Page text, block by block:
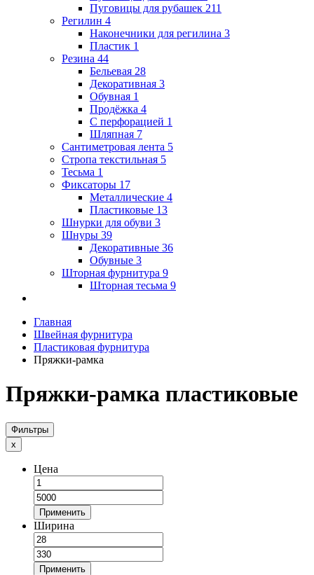
Пуговицы для рубашек 211
Регилин 4
Наконечники для регилина 3
Пластик 1
Резина 44
Бельевая 28
Декоративная 3
Обувная 1
Продёжка 4
С перфорацией 1
Шляпная 7
Сантиметровая лента 5
Стропа текстильная 5
Тесьма 1
Фиксаторы 17
Металлические 4
Пластиковые 13
Шнурки для обуви 3
Шнуры 39
Декоративные 36
Обувные 3
Шторная фурнитура 9
Шторная тесьма 9
Главная
Швейная фурнитура
Пластиковая фурнитура
Пряжки-рамка
Пряжки-рамка пластиковые
Фильтры
x
Цена
Применить
Ширина
Применить